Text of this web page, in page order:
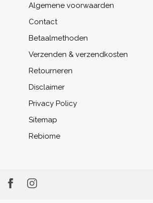
Algemene voorwaarden
Contact
Betaalmethoden
Verzenden & verzendkosten
Retourneren
Disclaimer
Privacy Policy
Sitemap
Rebiome